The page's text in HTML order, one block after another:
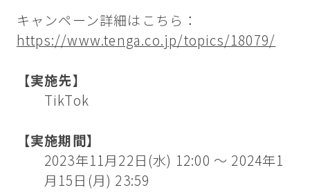
キャンペーン詳細はこちら：
https://www.tenga.co.jp/topics/18079/
【実施先】
TikTok
【実施期間】
2023年11月22日(水) 12:00 〜 2024年1
月15日(月) 23:59